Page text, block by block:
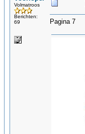
Volmatroos
Berichten:
69
Pagina 7